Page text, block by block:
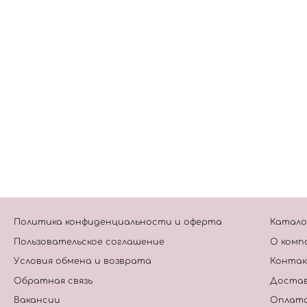
Политика конфиденциальности и оферта
Пользовательское соглашение
Условия обмена и возврата
Обратная связь
Вакансии
О